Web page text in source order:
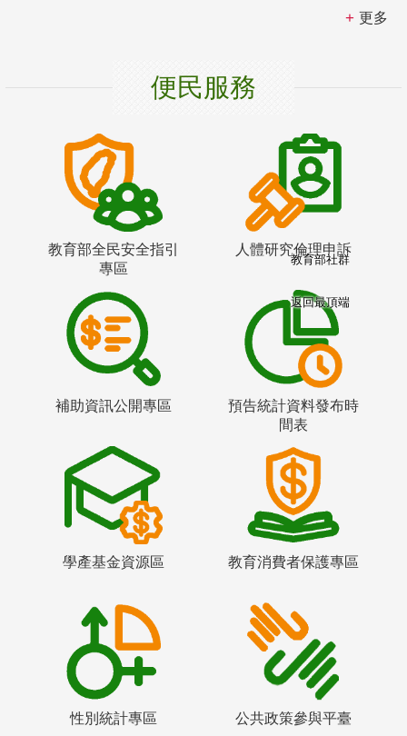
更多
便民服務
教育部全民安全指引
專區
人體研究倫理申訴
補助資訊公開專區
預告統計資料發布時
間表
學產基金資源區 教育消費者保護專區
性別統計專區 公共政策參與平臺
教育部社群
返回最頂端